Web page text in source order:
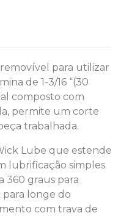
para utilizar
de 1-3/16 “(30
composto com
permite um corte
trabalhada.
Lube que estende
lubrificação simples.
360 graus para
para longe do
com trava de